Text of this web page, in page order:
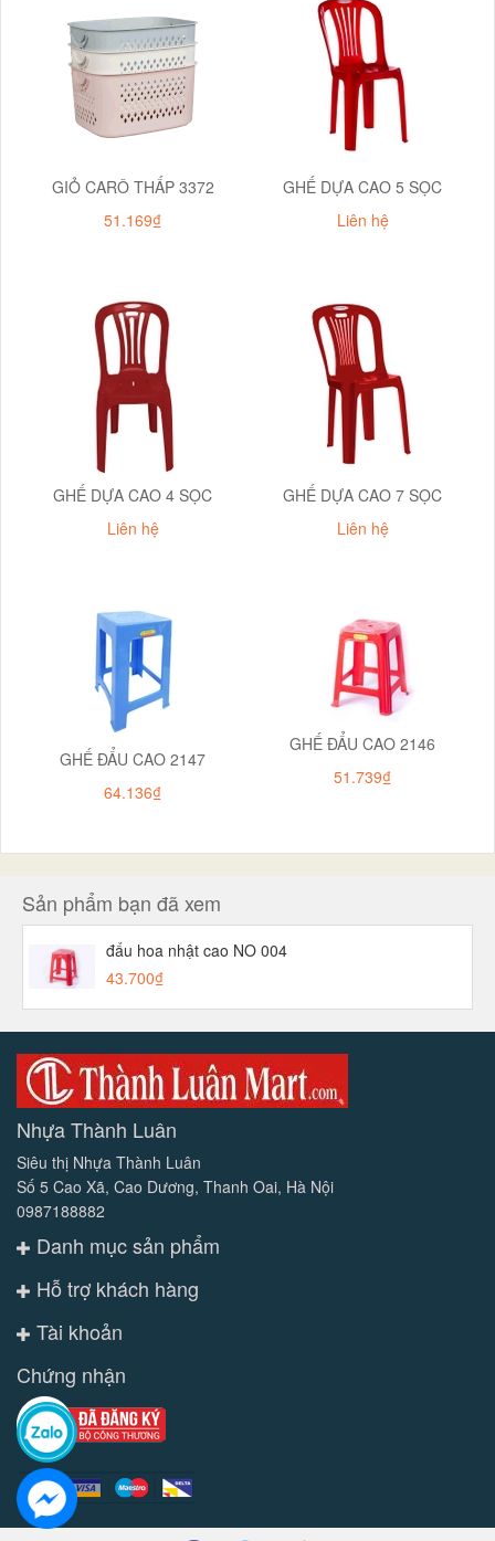
GIỎ CARÔ THẤP 3372
51.169₫
GHẾ DỰA CAO 5 SỌC
Liên hệ
GHẾ DỰA CAO 4 SỌC
Liên hệ
GHẾ DỰA CAO 7 SỌC
Liên hệ
GHẾ ĐẨU CAO 2147
64.136₫
GHẾ ĐẨU CAO 2146
51.739₫
Sản phẩm bạn đã xem
đẩu hoa nhật cao NO 004
43.700₫
Nhựa Thành Luân
Siêu thị Nhựa Thành Luân
Số 5 Cao Xã, Cao Dương, Thanh Oai, Hà Nội
0987188882
Danh mục sản phẩm
Hỗ trợ khách hàng
Tài khoản
Chứng nhận